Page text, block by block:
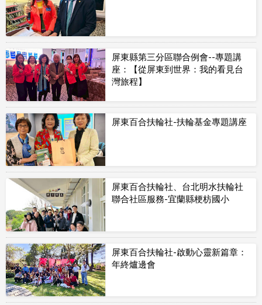
屏東縣第三分區聯合例會--專題講
座：【從屏東到世界：我的看見台
灣旅程】
屏東百合扶輪社-扶輪基金專題講座
屏東百合扶輪社、台北明水扶輪社
聯合社區服務-宜蘭縣梗枋國小
屏東百合扶輪社-啟動心靈新篇章：
年終爐邊會